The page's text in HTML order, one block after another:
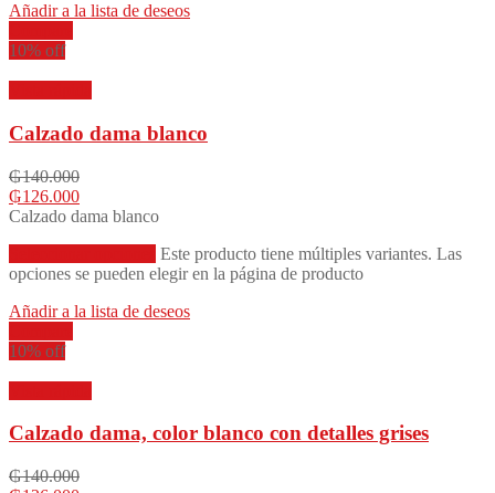
Añadir a la lista de deseos
10% off
Calzado dama blanco
₲140.000
₲126.000
Calzado dama blanco
Este producto tiene múltiples variantes. Las
opciones se pueden elegir en la página de producto
Añadir a la lista de deseos
10% off
Calzado dama, color blanco con detalles grises
₲140.000